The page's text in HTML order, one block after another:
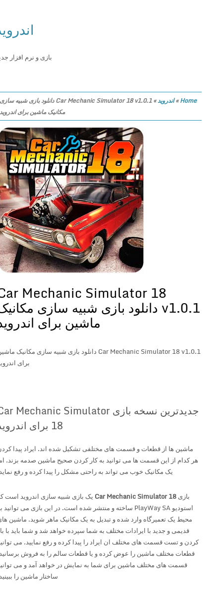
اندروید
بازی و نرم افزار جدید
Home
»اندروید»
Car Mechanic Simulator 18 v1.0.1 دانلود بازی شبیه سازی
مکانیک ماشین برای اندروید
Car Mechanic Simulator 18
v1.0.1 دانلود بازی شبیه سازی مکانیک
ماشین برای اندروید
Car Mechanic Simulator 18 v1.0.1 دانلود بازی شبیه سازی مکانیک ماشین
برای اندروید
جدیدترین نسخه بازی Car Mechanic Simulator
ماشین ها از قطعات و قسمت های مختلفی تشکیل شده اند. ایراد پیدا کردن
هر کدام از این قسمت ها می توانید به کار کردن صحیح ماشین صدمه بزند. اما
یک مکانیک خوب می تواند به راحتی مشکل را پیدا کرده و رفع نماید.
یک بازی شبیه سازی اندروید است که
استودیو PlayWay SA ساخته و منتشر شده است. در این بازی می توانید به
محیط یک تعمیرگاه وارد شده و تبدیل به یک مکانیک ماهر شوید. ماشین های
قدیمی و جدید با ایرادات مختلف به شما سپرده خواهد شد و شما باید با باز
کردن و تست قسمت های مختلف ان ایراد را پیدا کرده و رفع نمایید. می توانید
قطعات مختلف ماشین را عوض کرده و یا قطعات سالم را به فروش برسانید.
قسمت های مختلف ماشین برای شما به نمایش در خواهد آمد و می توانید
ساختار ماشین را ببینید.